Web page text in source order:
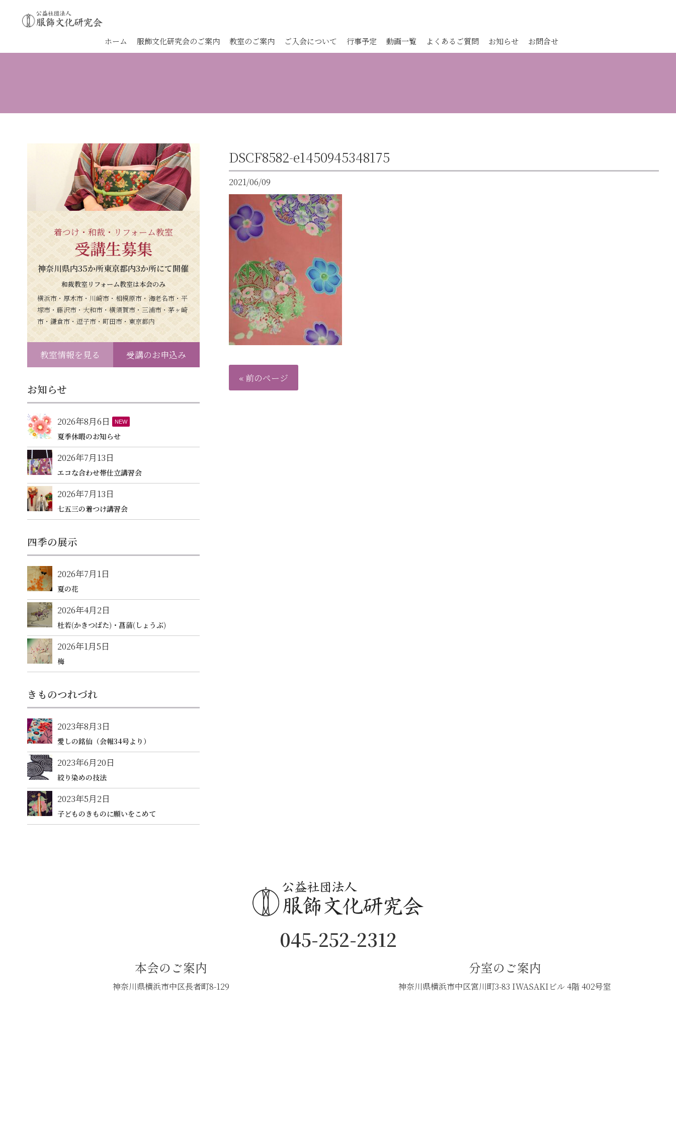
ホーム 服飾文化研究会のご案内 教室のご案内 ご入会について 行事予定 動画一覧 よくあるご質問 お知らせ お問合せ
DSCF8582-e1450945348175
2021/06/09
« 前のページ
着つけ・和裁・リフォーム教室
受講生募集
神奈川県内35か所東京都内3か所にて開催
和裁教室リフォーム教室は本会のみ
横浜市・厚木市・川崎市・相模原市・海老名市・平
塚市・藤沢市・大和市・横須賀市・三浦市・茅ヶ崎
市・鎌倉市・逗子市・町田市・東京都内
教室情報を見る 受講のお申込み
お知らせ
2026年8月6日 NEW
夏季休暇のお知らせ
2026年7月13日
エコな合わせ帯仕立講習会
2026年7月13日
七五三の着つけ講習会
四季の展示
2026年7月1日
夏の花
2026年4月2日
杜若(かきつばた)・菖蒲(しょうぶ)
2026年1月5日
梅
きものつれづれ
2023年8月3日
愛しの銘仙（会報34号より）
2023年6月20日
絞り染めの技法
2023年5月2日
子どものきものに願いをこめて
045-252-2312
本会のご案内
神奈川県横浜市中区長者町8-129
分室のご案内
神奈川県横浜市中区宮川町3-83 IWASAKIビル 4階 402号室